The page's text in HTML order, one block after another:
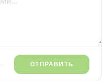
ОТПРАВИТЬ